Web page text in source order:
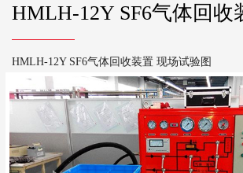
HMLH-12Y SF6气体回收
HMLH-12Y SF6气体回收装置 现场试验图